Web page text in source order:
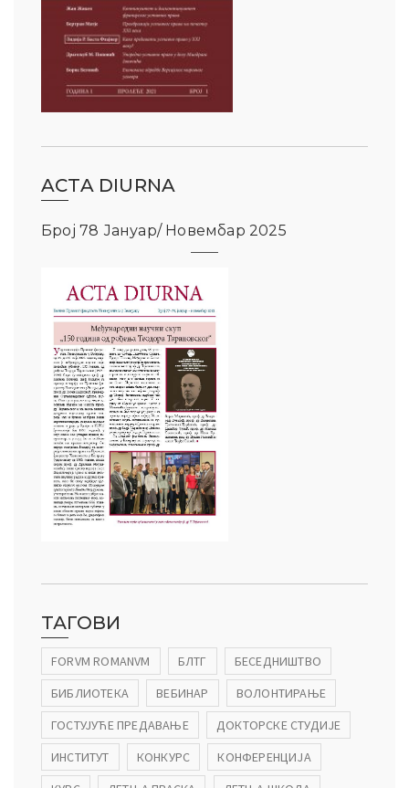
ACTA DIURNA
Број 78 Јануар/ Новембар 2025
ТАГОВИ
FORVM ROMANVM БЛТГ
БЕСЕДНИШТВО
БИБЛИОТЕКА
ВЕБИНАР
ВОЛОНТИРАЊЕ
ГОСТУЈУЋЕ ПРЕДАВАЊЕ
ДОКТОРСКЕ СТУДИЈЕ
ИНСТИТУТ
КОНКУРС
КОНФЕРЕНЦИЈА